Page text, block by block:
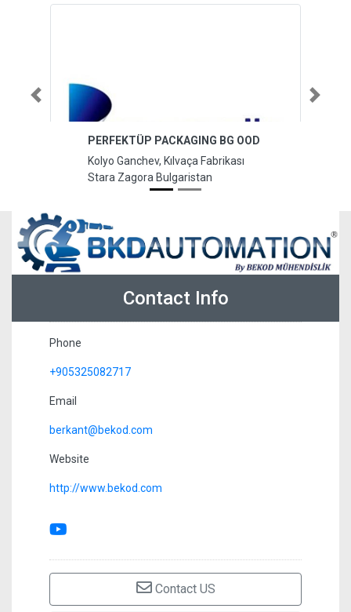
PERFEKTÜP PACKAGING BG OOD
Kolyo Ganchev, Kılvaça Fabrikası
Stara Zagora Bulgaristan
Previous Next
Contact Info
Phone
+905325082717
Email
berkant@bekod.com
Website
http://www.bekod.com
Contact US